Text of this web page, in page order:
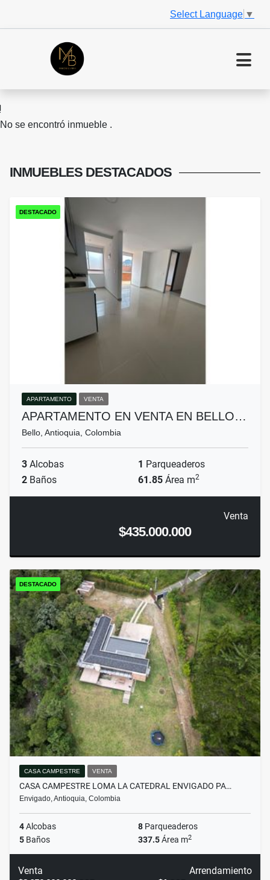
Select Language ▼
No se encontró inmueble .
INMUEBLES DESTACADOS
DESTACADO
APARTAMENTO VENTA
APARTAMENTO EN VENTA EN BELLO…
Bello, Antioquia, Colombia
3 Alcobas 1 Parqueaderos
2 Baños 61.85 Área m2
Venta
$435.000.000
DESTACADO
CASA CAMPESTRE VENTA
CASA CAMPESTRE LOMA LA CATEDRAL ENVIGADO PA…
Envigado, Antioquia, Colombia
4Alcobas 8 Parqueaderos
5 Baños 337.5Área m2
Venta Arrendamiento